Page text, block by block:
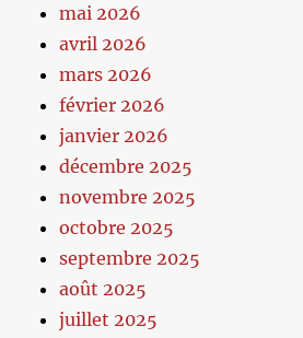
mai 2026
avril 2026
mars 2026
février 2026
janvier 2026
décembre 2025
novembre 2025
octobre 2025
septembre 2025
août 2025
juillet 2025